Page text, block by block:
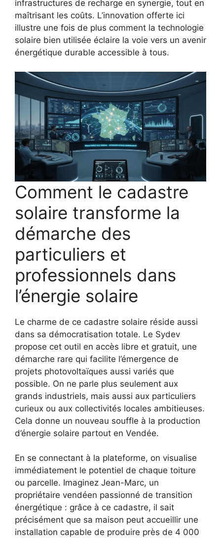
infrastructures de recharge en synergie, tout en
maîtrisant les coûts. L’innovation offerte ici
illustre une fois de plus comment la technologie
solaire bien utilisée éclaire la voie vers un avenir
énergétique durable accessible à tous.
Comment le cadastre
solaire transforme la
démarche des
particuliers et
professionnels dans
l’énergie solaire
Le charme de ce cadastre solaire réside aussi
dans sa démocratisation totale. Le Sydev
propose cet outil en accès libre et gratuit, une
démarche rare qui facilite l’émergence de
projets photovoltaïques aussi variés que
possible. On ne parle plus seulement aux
grands industriels, mais aussi aux particuliers
curieux ou aux collectivités locales ambitieuses.
Cela donne un nouveau souffle à la production
d’énergie solaire partout en Vendée.
En se connectant à la plateforme, on visualise
immédiatement le potentiel de chaque toiture
ou parcelle. Imaginez Jean-Marc, un
propriétaire vendéen passionné de transition
énergétique : grâce à ce cadastre, il sait
précisément que sa maison peut accueillir une
installation capable de produire près de 4 000